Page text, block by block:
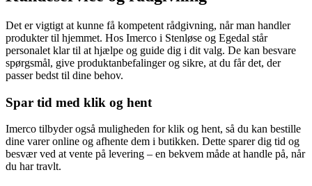
Det er vigtigt at kunne få kompetent rådgivning, når man handler
produkter til hjemmet. Hos Imerco i Stenløse og Egedal står
personalet klar til at hjælpe og guide dig i dit valg. De kan besvare
spørgsmål, give produktanbefalinger og sikre, at du får det, der
passer bedst til dine behov.
Spar tid med klik og hent
Imerco tilbyder også muligheden for klik og hent, så du kan bestille
dine varer online og afhente dem i butikken. Dette sparer dig tid og
besvær ved at vente på levering – en bekvem måde at handle på, når
du har travlt.